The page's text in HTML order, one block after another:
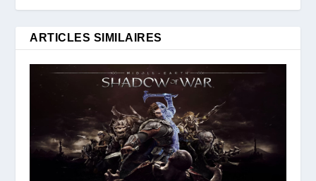
ARTICLES SIMILAIRES